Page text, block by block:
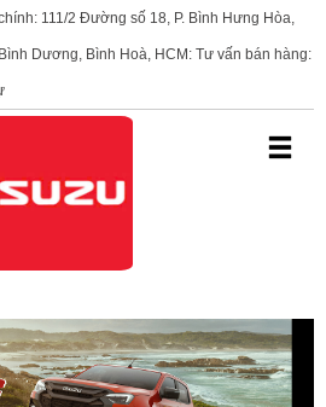
111/2 Đường số 18, P. Bình Hưng Hòa,
Dương, Bình Hoà, HCM: Tư vấn bán hàng: